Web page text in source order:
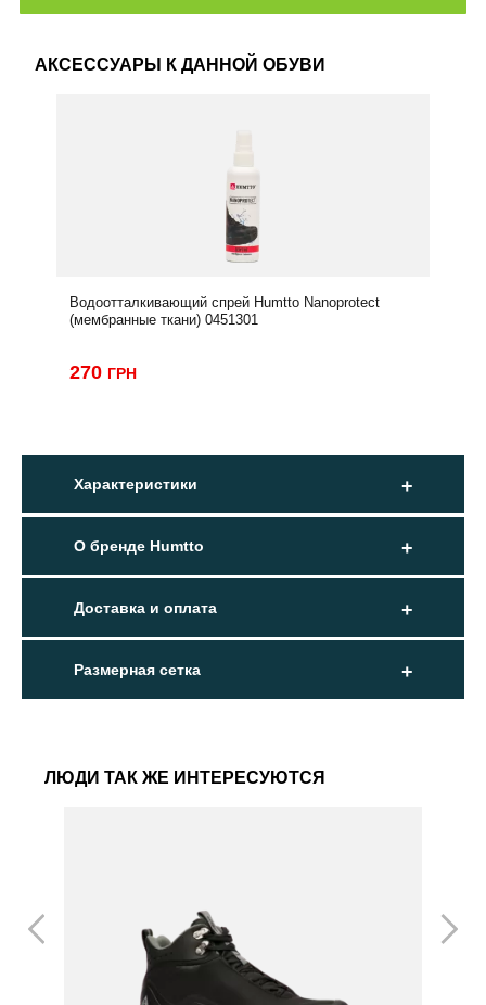
АКСЕССУАРЫ К ДАННОЙ ОБУВИ
Водоотталкивающий спрей Humtto Nanoprotect
(мембранные ткани) 0451301
270 ГРН
Характеристики
О бренде Humtto
Доставка и оплата
Размерная сетка
ЛЮДИ ТАК ЖЕ ИНТЕРЕСУЮТСЯ